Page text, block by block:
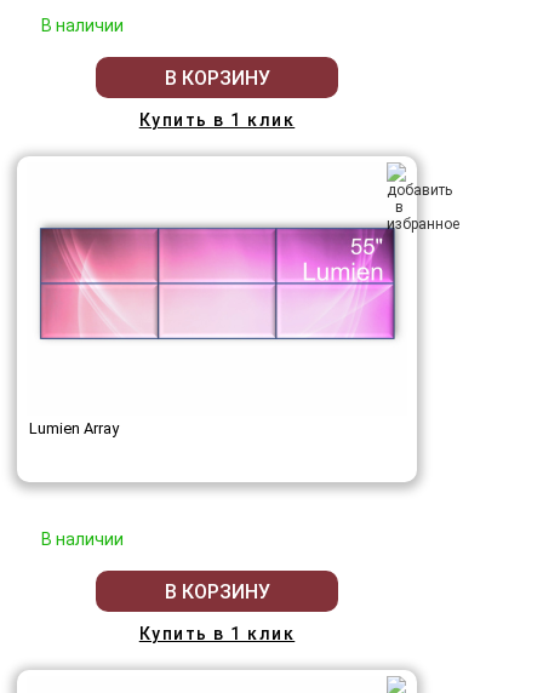
В наличии
В КОРЗИНУ
Купить в 1 клик
Lumien Array
В наличии
В КОРЗИНУ
Купить в 1 клик